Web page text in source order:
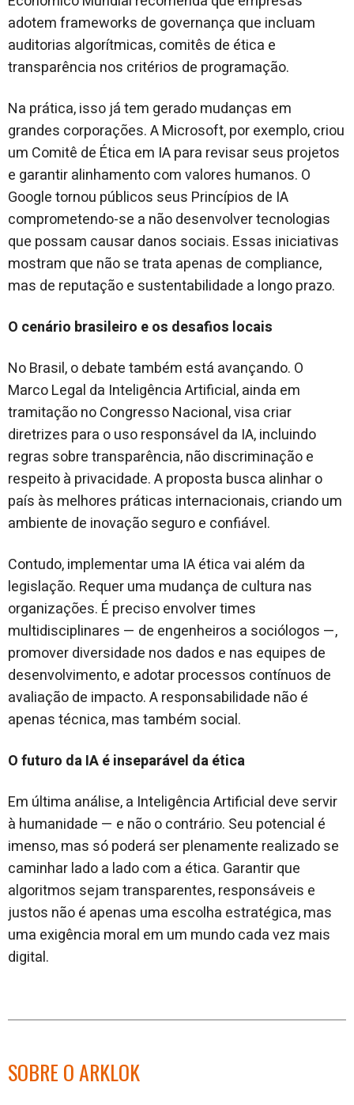
adotem frameworks de governança que incluam
auditorias algorítmicas, comitês de ética e
transparência nos critérios de programação.
Na prática, isso já tem gerado mudanças em
grandes corporações. A Microsoft, por exemplo, criou
um Comitê de Ética em IA para revisar seus projetos
e garantir alinhamento com valores humanos. O
Google tornou públicos seus Princípios de IA
comprometendo-se a não desenvolver tecnologias
que possam causar danos sociais. Essas iniciativas
mostram que não se trata apenas de compliance,
mas de reputação e sustentabilidade a longo prazo.
O cenário brasileiro e os desafios locais
No Brasil, o debate também está avançando. O
Marco Legal da Inteligência Artificial, ainda em
tramitação no Congresso Nacional, visa criar
diretrizes para o uso responsável da IA, incluindo
regras sobre transparência, não discriminação e
respeito à privacidade. A proposta busca alinhar o
país às melhores práticas internacionais, criando um
ambiente de inovação seguro e confiável.
Contudo, implementar uma IA ética vai além da
legislação. Requer uma mudança de cultura nas
organizações. É preciso envolver times
multidisciplinares — de engenheiros a sociólogos —,
promover diversidade nos dados e nas equipes de
desenvolvimento, e adotar processos contínuos de
avaliação de impacto. A responsabilidade não é
apenas técnica, mas também social.
O futuro da IA é inseparável da ética
Em última análise, a Inteligência Artificial deve servir
à humanidade — e não o contrário. Seu potencial é
imenso, mas só poderá ser plenamente realizado se
caminhar lado a lado com a ética. Garantir que
algoritmos sejam transparentes, responsáveis e
justos não é apenas uma escolha estratégica, mas
uma exigência moral em um mundo cada vez mais
digital.
SOBRE O ARKLOK